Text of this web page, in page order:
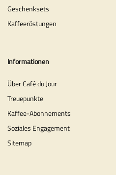
Geschenksets
Kaffeeröstungen
Informationen
Über Café du Jour
Treuepunkte
Kaffee-Abonnements
Soziales Engagement
Sitemap